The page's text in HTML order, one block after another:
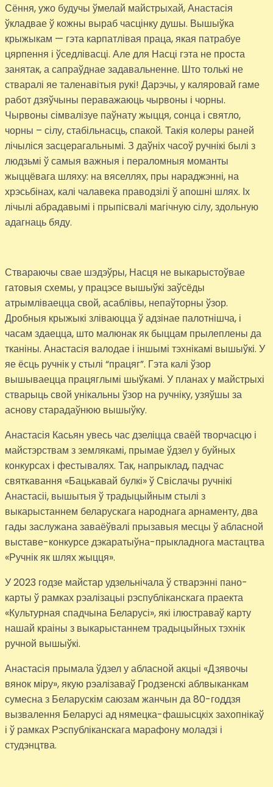
Сёння, ужо будучы ўмелай майстрыхай, Анастасія
ўкладвае ў кожны выраб часцінку душы. Вышыўка
крыжыкам — гэта карпатлівая праца, якая патрабуе
цярпення і ўседлівасці. Але для Насці гэта не проста
занятак, а сапраўднае задавальненне. Што толькі не
стваралі яе таленавітыя рукі! Дарэчы, у каляровай гаме
работ дзяўчыны пераважаюць чырвоны і чорны.
Чырвоны сімвалізуе паўнату жыцця, сонца і святло,
чорны – сілу, стабільнасць, спакой. Такія колеры раней
лічыліся засцерагальнымі. З даўніх часоў ручнікі былі з
людзьмі ў самыя важныя і пераломныя моманты
жыццёвага шляху: на вяселлях, пры нараджэнні, на
хрэсьбінах, калі чалавека праводзілі ў апошні шлях. Іх
лічылі абрадавымі і прыпісвалі магічную сілу, здольную
адагнаць бяду.
Ствараючы свае шэдэўры, Насця не выкарыстоўвае
гатовыя схемы, у працэсе вышыўкі заўсёды
атрымліваецца свой, асаблівы, непаўторны ўзор.
Дробныя крыжыкі зліваюцца ў адзінае палотнішча, і
часам здаецца, што малюнак як быццам прылеплены да
тканіны. Анастасія валодае і іншымі тэхнікамі вышыўкі. У
яе ёсць ручнік у стылі “працяг”. Гэта калі ўзор
вышываецца працяглымі шыўкамі. У планах у майстрыхі
стварыць свой унікальны ўзор на ручніку, узяўшы за
аснову старадаўнюю вышыўку.
Анастасія Касьян увесь час дзеліцца сваёй творчасцю і
майстэрствам з землякамі, прымае ўдзел у буйных
конкурсах і фестывалях. Так, напрыклад, падчас
святкавання «Бацькавай булкі» ў Свіслачы ручнікі
Анастасіі, вышытыя ў традыцыйным стылі з
выкарыстаннем беларускага народнага арнаменту, два
гады заслужана заваёўвалі прызавыя месцы ў абласной
выставе-конкурсе дэкаратыўна-прыкладнога мастацтва
«Ручнік як шлях жыцця».
У 2023 годзе майстар удзельнічала ў стварэнні пано-
карты ў рамках рэалізацыі рэспубліканскага праекта
«Культурная спадчына Беларусі», які ілюстраваў карту
нашай краіны з выкарыстаннем традыцыйных тэхнік
ручной вышыўкі.
Анастасія прымала ўдзел у абласной акцыі «Дзявочы
вянок міру», якую рэалізаваў Гродзенскі аблвыканкам
сумесна з Беларускім саюзам жанчын да 80-годдзя
вызвалення Беларусі ад нямецка-фашысцкіх захопнікаў
і ў рамках Рэспубліканскага марафону моладзі і
студэнцтва.